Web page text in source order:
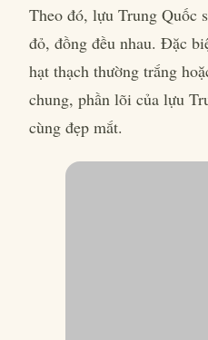
Theo đó, lựu Trung Quốc
đỏ, đồng đều nhau. Đặc
hạt thạch thường trắng
chung, phần lõi của lựu
cùng đẹp mắt.